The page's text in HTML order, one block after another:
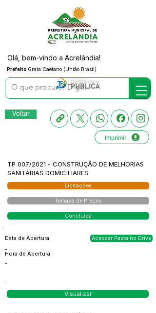
Prefeito Graia Caetano (União Brasil)
Olá, bem-vindo a Acrelândia!
Voltar
Imprimir
TP 007/2021 - CONSTRUÇÃO DE MELHORIAS
SANITÁRIAS DOMICILIARES
Licitações
Tomada de Preços
Concluída
Data de Abertura
-
Hora de Abertura
-
Acessar Pasta no Drive
Visualizar